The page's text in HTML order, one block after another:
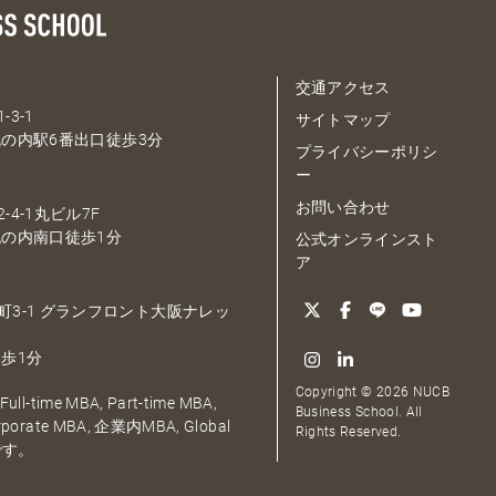
3-1
内駅6番出口徒歩3分
4-1丸ビル7F
内南口徒歩1分
3-1 グランフロント大阪ナレッ
1分
time MBA, Part-time MBA,
MBA, 企業内MBA, Global
。
交通アクセス
サイトマップ
プライバシーポリシ
ー
お問い合わせ
公式オンラインスト
ア
Copyright © 2026 NUCB
Business School. All
Rights Reserved.